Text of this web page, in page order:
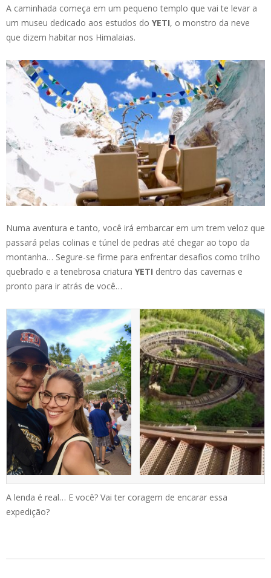
A caminhada começa em um pequeno templo que vai te levar a
um museu dedicado aos estudos do YETI, o monstro da neve
que dizem habitar nos Himalaias.
Numa aventura e tanto, você irá embarcar em um trem veloz que
passará pelas colinas e túnel de pedras até chegar ao topo da
montanha… Segure-se firme para enfrentar desafios como trilho
quebrado e a tenebrosa criatura YETI dentro das cavernas e
pronto para ir atrás de você…
A lenda é real… E você? Vai ter coragem de encarar essa
expedição?